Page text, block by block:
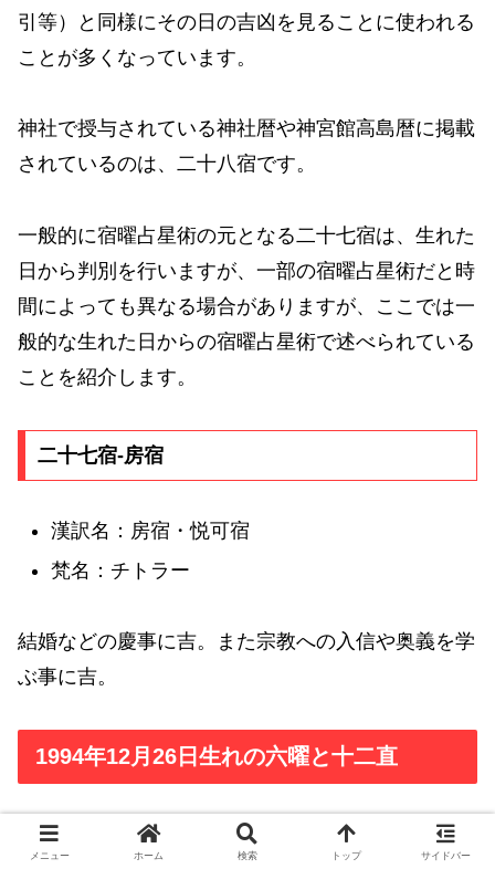
引等）と同様にその日の吉凶を見ることに使われる
ことが多くなっています。
神社で授与されている神社暦や神宮館高島暦に掲載
されているのは、二十八宿です。
一般的に宿曜占星術の元となる二十七宿は、生れた
日から判別を行いますが、一部の宿曜占星術だと時
間によっても異なる場合がありますが、ここでは一
般的な生れた日からの宿曜占星術で述べられている
ことを紹介します。
二十七宿-房宿
漢訳名：房宿・悦可宿
梵名：チトラー
結婚などの慶事に吉。また宗教への入信や奥義を学
ぶ事に吉。
1994年12月26日生れの六曜と十二直
1994年12月26日生れの六曜
メニュー ホーム 検索 トップ サイドバー